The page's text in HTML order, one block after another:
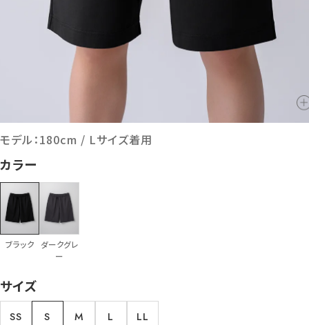
モデル：180cm / Lサイズ着用
カラー
ブラック
ダークグレ
ー
サイズ
SS S M L LL